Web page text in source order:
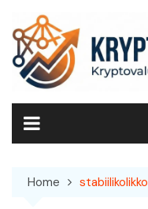
content
Home stabiilikolikko